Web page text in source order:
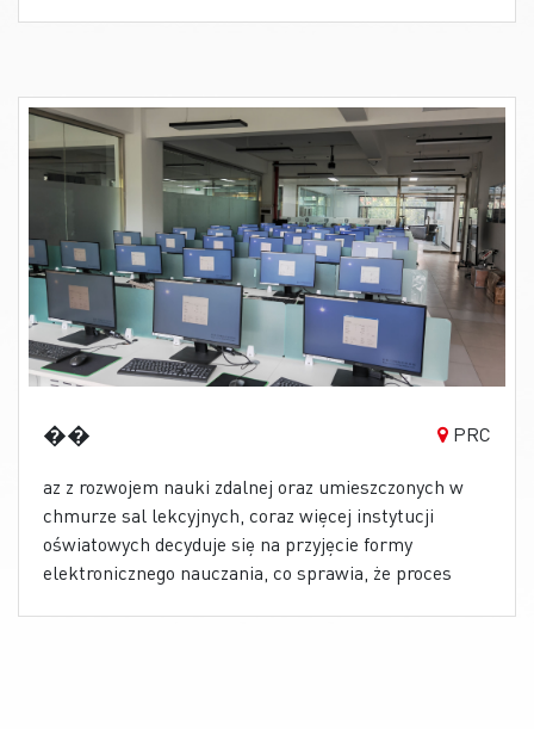
nabywać profesjonalnego doświadczenia niezbędnego
do wykonywania tego trudnego zawodu. Bazując na
dotychczasowej, udanej współpracy, MSI ma szansę
stać się kluczowym dostawcą rozwiązań
komputerowych dla Uniwersytetu Rangsit. Dla firmy
MSI jest to też doskonała okazja, aby pomóc w
rozwoju systemu oświaty.
�� PRC
az z rozwojem nauki zdalnej oraz umieszczonych w
chmurze sal lekcyjnych, coraz więcej instytucji
oświatowych decyduje się na przyjęcie formy
elektronicznego nauczania, co sprawia, że proces